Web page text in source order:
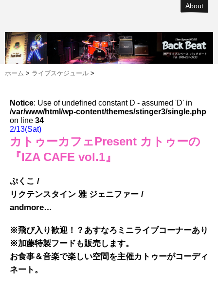
About
ホーム > ライブスケジュール >
Notice: Use of undefined constant D - assumed 'D' in
/var/www/html/wp-content/themes/stinger3/single.php
on line 34
2/13(Sat)
カトゥーカフェPresent カトゥーの
『IZA CAFE vol.1』
ぷくこ /
リクテンスタイン 雅 ジェニファー /
andmore…
※飛び入り歓迎！？あすなろミニライブコーナーあり
※加藤特製フードも販売します。
お食事＆音楽で楽しい空間を主催カトゥーがコーディ
ネート。